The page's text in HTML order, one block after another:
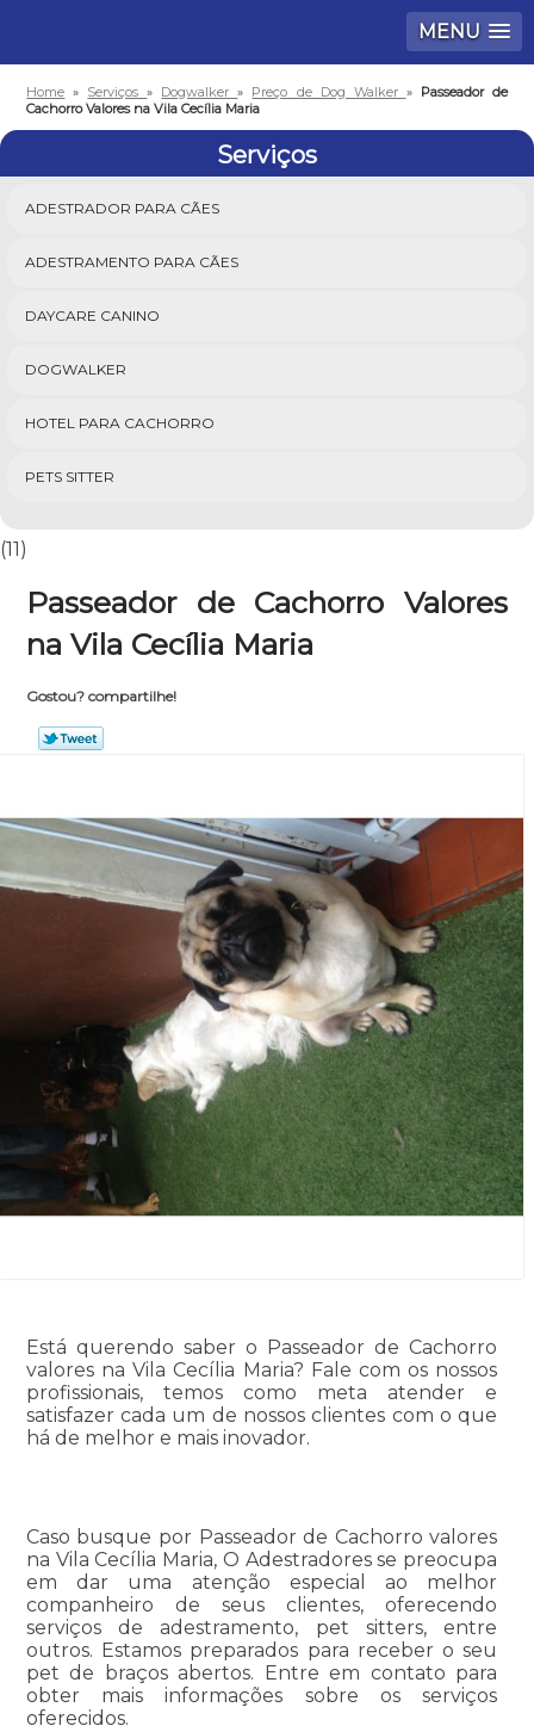
MENU
Home » Serviços» Dogwalker» Preço de Dog Walker » Passeador de
Cachorro Valores na Vila Cecília Maria
Serviços
ADESTRADOR PARA CÃES
ADESTRAMENTO PARA CÃES
DAYCARE CANINO
DOGWALKER
HOTEL PARA CACHORRO
PETS SITTER
(11)
Passeador de Cachorro Valores
na Vila Cecília Maria
Gostou? compartilhe!
Está querendo saber o Passeador de Cachorro
valores na Vila Cecília Maria? Fale com os nossos
profissionais, temos como meta atender e
satisfazer cada um de nossos clientes com o que
há de melhor e mais inovador.
Caso busque por Passeador de Cachorro valores
na Vila Cecília Maria, O Adestradores se preocupa
em dar uma atenção especial ao melhor
companheiro de seus clientes, oferecendo
serviços de adestramento, pet sitters, entre
outros. Estamos preparados para receber o seu
pet de braços abertos. Entre em contato para
obter mais informações sobre os serviços
oferecidos.